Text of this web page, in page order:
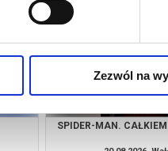
Zezwól na
SPIDER-MAN.